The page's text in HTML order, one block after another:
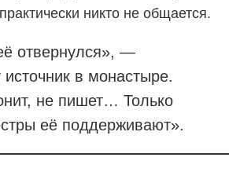
никто не общается.
отвернулся», —
источник в монастыре.
не пишет… Только
её поддерживают».